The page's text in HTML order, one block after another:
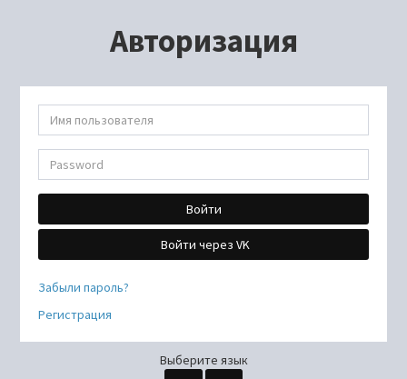
Авторизация
Войти
Войти через VK
Забыли пароль?
Регистрация
Выберите язык